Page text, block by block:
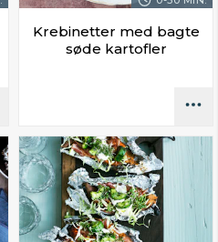
Krebinetter med bagte
søde kartofler